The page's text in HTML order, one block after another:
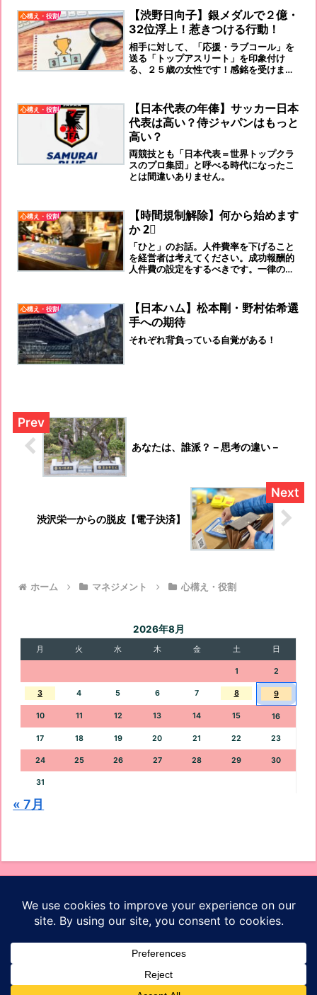
心構え・役割
【渋野日向子】銀メダルで２億・
32位浮上！惹きつける行動！
相手に対して、「応援・ラブコール」を
送る「トップアスリート」を印象付け
る、２５歳の女性です！感銘を受けま
心構え・役割
【日本代表の年俸】サッカー日本
代表は高い？侍ジャパンはもっと
高い？
両競技とも「日本代表＝世界トップクラ
スのプロ集団」と呼べる時代になったこ
とは間違いありません。
心構え・役割
【時間規制解除】何から始めます
か 2⃣
「ひと」のお話。人件費率を下げること
を経営者は考えてください。成功報酬的
人件費の設定をするべきです。一律の時
ン” の実践です。
心構え・役割
【日本ハム】松本剛・野村佑希選
手への期待
それぞれ背負っている自覚がある！
あなたは、誰派？－思考の違い－
渋沢栄一からの脱皮【電子決済】
ホーム マネジメント 心構え・役割
2026年8月
月 火 水 木 金 土 日
1 2
3 4 5 6 7 8 9
10 11 12 13 14 15 16
17 18 19 20 21 22 23
24 25 26 27 28 29 30
31
« 7月
オッケーブログ
プライバシーポリシー
サイトマップ